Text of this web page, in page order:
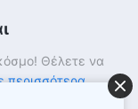
Θέλετε να
περισσότερα